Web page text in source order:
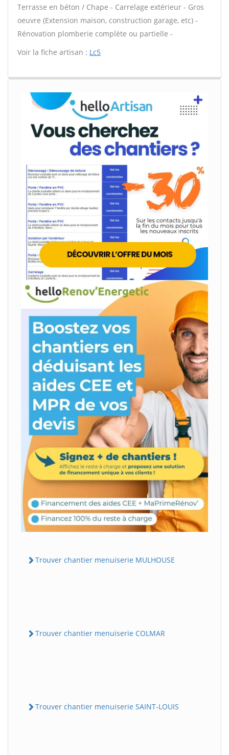
Terrasse en béton / Chape - Carrelage extérieur - Gros
oeuvre (Extension maison, construction garage, etc) -
Rénovation plomberie complète ou partielle -
Voir la fiche artisan : Lc5
Trouver chantier menuiserie MULHOUSE
Trouver chantier menuiserie COLMAR
Trouver chantier menuiserie SAINT-LOUIS